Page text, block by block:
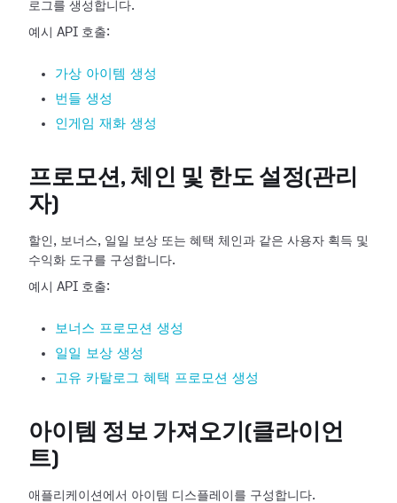
로그를 생성합니다.
예시 API 호출:
가상 아이템 생성
번들 생성
인게임 재화 생성
프로모션, 체인 및 한도 설정(관리
자)
할인, 보너스, 일일 보상 또는 혜택 체인과 같은 사용자 획득 및
수익화 도구를 구성합니다.
예시 API 호출:
보너스 프로모션 생성
일일 보상 생성
고유 카탈로그 혜택 프로모션 생성
아이템 정보 가져오기(클라이언
트)
애플리케이션에서 아이템 디스플레이를 구성합니다.